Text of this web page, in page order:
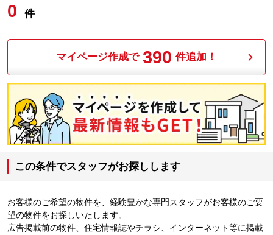
0 件
マイページ作成で 390 件追加！
この条件でスタッフがお探しします
お客様のご希望の物件を、経験豊かな専門スタッフがお客様のご要
望の物件をお探しいたします。
広告掲載前の物件、住宅情報誌やチラシ、インターネット等に掲載